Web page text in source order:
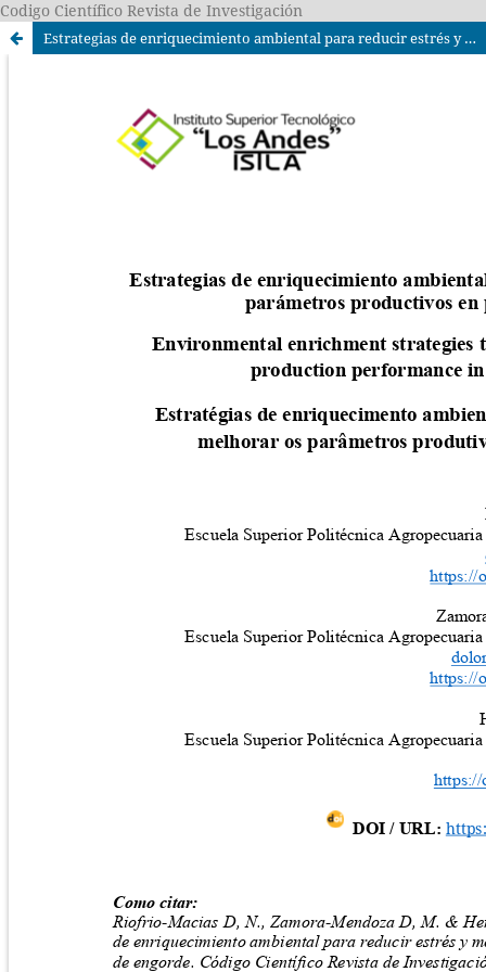
Codigo Científico Revista de Investigación
Estrategias de enriquecimiento ambiental para reducir estrés y mejorar parámetros productivos en pollos de engorde